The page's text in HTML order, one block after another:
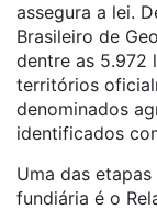
assegura a lei.
Brasileiro de
dentre as 5.972
territórios
denominados
identificados
Uma das
fundiária é o